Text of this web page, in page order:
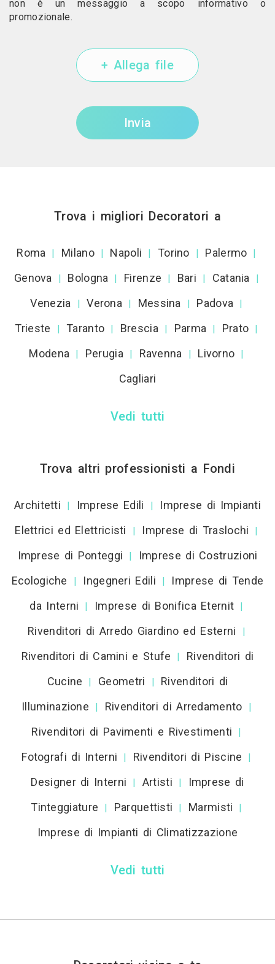
non è un messaggio a scopo informativo o
promozionale.
+ Allega file
Invia
Trova i migliori Decoratori a
Roma | Milano | Napoli | Torino | Palermo |
Genova | Bologna | Firenze | Bari | Catania |
Venezia | Verona | Messina | Padova |
Trieste | Taranto | Brescia | Parma | Prato |
Modena | Perugia | Ravenna | Livorno |
Cagliari
Vedi tutti
Trova altri professionisti a Fondi
Architetti | Imprese Edili |
Imprese di Impianti
Elettrici ed Elettricisti
| Imprese di Traslochi |
Imprese di Ponteggi |
Imprese di Costruzioni
Ecologiche
| Ingegneri Edili |
Imprese di Tende
da Interni
| Imprese di Bonifica Eternit |
Rivenditori di Arredo Giardino ed Esterni |
Rivenditori di Camini e Stufe |
Rivenditori di
Cucine
| Geometri |
Rivenditori di
Illuminazione
| Rivenditori di Arredamento |
Rivenditori di Pavimenti e Rivestimenti |
Fotografi di Interni | Rivenditori di Piscine |
Designer di Interni | Artisti |
Imprese di
Tinteggiature
| Parquettisti | Marmisti |
Imprese di Impianti di Climatizzazione
Vedi tutti